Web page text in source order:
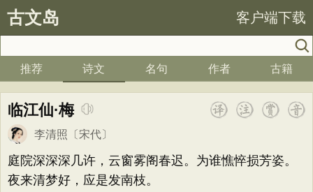
古文岛 客户端下载
推荐 诗文 名句 作者 古籍
临江仙·梅
李清照 〔宋代〕
庭院深深深几许，云窗雾阁春迟。为谁憔悴损芳姿。
夜来清梦好，应是发南枝。